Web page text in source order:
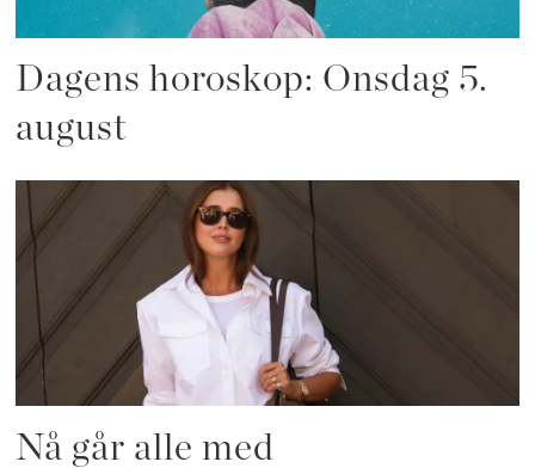
Dagens horoskop: Onsdag 5.
august
Nå går alle med